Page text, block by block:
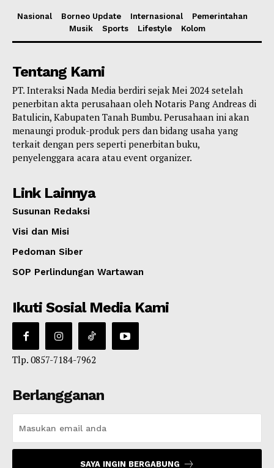
Nasional Borneo Update Internasional
Pemerintahan
Musik
Sports Lifestyle Kolom
Tentang Kami
PT. Interaksi Nada Media berdiri sejak Mei 2024 setelah
penerbitan akta perusahaan oleh Notaris Pang Andreas di
Batulicin, Kabupaten Tanah Bumbu. Perusahaan ini akan
menaungi produk-produk pers dan bidang usaha yang
terkait dengan pers seperti penerbitan buku,
penyelenggara acara atau event organizer.
Link Lainnya
Susunan Redaksi
Visi dan Misi
Pedoman Siber
SOP Perlindungan Wartawan
Ikuti Sosial Media Kami
Tlp. 0857-7184-7962
Berlangganan
SAYA INGIN BERGABUNG